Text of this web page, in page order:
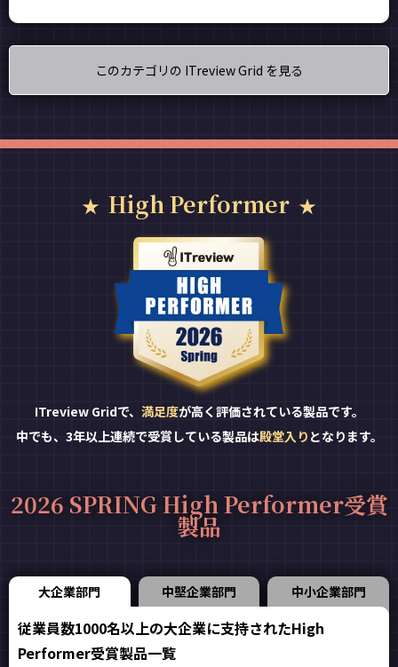
このカテゴリの ITreview Grid を見る
High Performer
ITreview Gridで、 満足度が高く評価されている製品です。
中でも、3年以上連続で受賞している製品は殿堂入り となります。
2026 SPRING High Performer受賞
製品
大企業部門 中堅企業部門 中小企業部門
従業員数1000名以上の大企業に支持されたHigh
Performer受賞製品一覧